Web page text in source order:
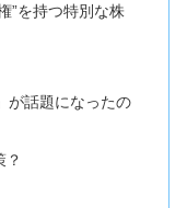
”を持つ特別な株
が話題になったの
？